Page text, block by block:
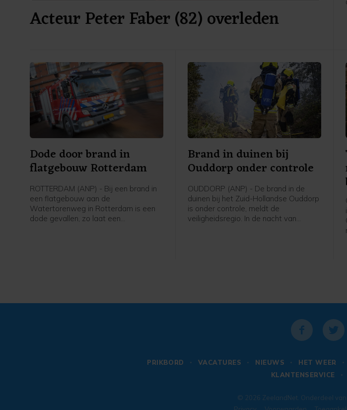
Acteur Peter Faber (82) overleden
Dode door brand in
flatgebouw Rotterdam
ROTTERDAM (ANP) - Bij een brand in
een flatgebouw aan de
Watertorenweg in Rotterdam is een
dode gevallen, zo laat een
Brand in duinen bij
Ouddorp onder controle
OUDDORP (ANP) - De brand in de
duinen bij het Zuid-Hollandse Ouddorp
is onder controle, meldt de
veiligheidsregio. In de nacht van
PRIKBORD VACATURES NIEUWS HET WEER
KLANTENSERVICE
© 2026 ZeelandNet . Onderdeel van